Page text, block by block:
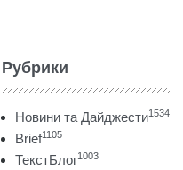
Рубрики
Новини та Дайджести1534
Brief1105
ТекстБлог1003